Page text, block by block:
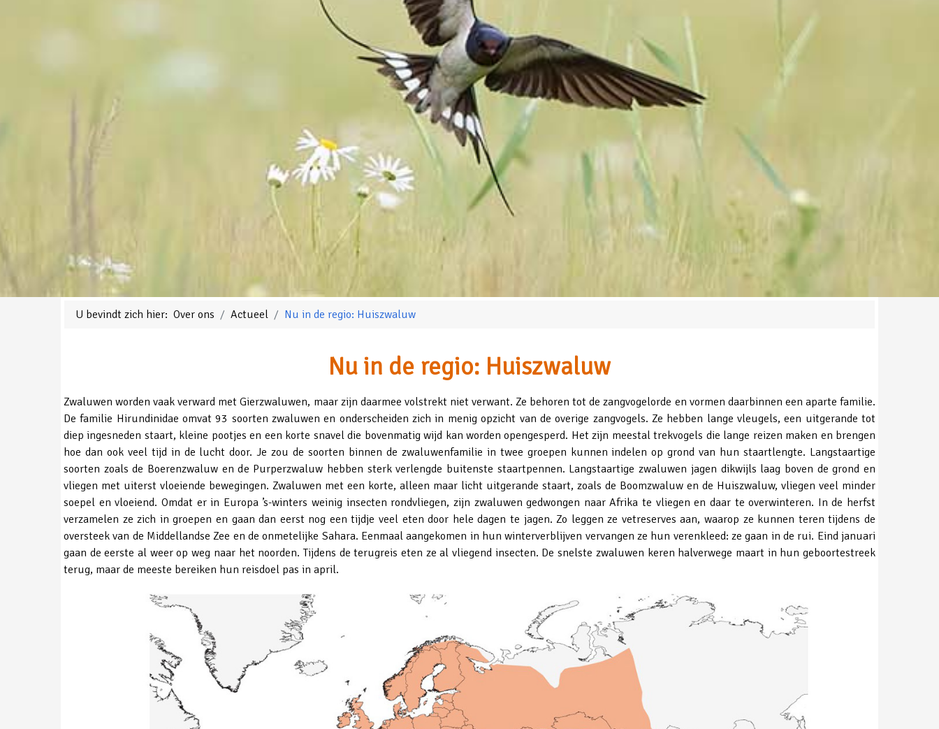
U bevindt zich hier: Over ons Actueel Nu in de regio: Huiszwaluw
Nu in de regio: Huiszwaluw
Zwaluwen worden vaak verward met Gierzwaluwen, maar zijn daarmee volstrekt niet verwant. Ze behoren tot de zangvogelorde en vormen daarbinnen een aparte familie.
De familie Hirundinidae omvat 93 soorten zwaluwen en onderscheiden zich in menig opzicht van de overige zangvogels. Ze hebben lange vleugels, een uitgerande tot
diep ingesneden staart, kleine pootjes en een korte snavel die bovenmatig wijd kan worden opengesperd. Het zijn meestal trekvogels die lange reizen maken en brengen
hoe dan ook veel tijd in de lucht door. Je zou de soorten binnen de zwaluwenfamilie in twee groepen kunnen indelen op grond van hun staartlengte. Langstaartige
soorten zoals de Boerenzwaluw en de Purperzwaluw hebben sterk verlengde buitenste staartpennen. Langstaartige zwaluwen jagen dikwijls laag boven de grond en
vliegen met uiterst vloeiende bewegingen. Zwaluwen met een korte, alleen maar licht uitgerande staart, zoals de Boomzwaluw en de Huiszwaluw, vliegen veel minder
soepel en vloeiend. Omdat er in Europa ’s-winters weinig insecten rondvliegen, zijn zwaluwen gedwongen naar Afrika te vliegen en daar te overwinteren. In de herfst
verzamelen ze zich in groepen en gaan dan eerst nog een tijdje veel eten door hele dagen te jagen. Zo leggen ze vetreserves aan, waarop ze kunnen teren tijdens de
oversteek van de Middellandse Zee en de onmetelijke Sahara. Eenmaal aangekomen in hun winterverblijven vervangen ze hun verenkleed: ze gaan in de rui. Eind januari
gaan de eerste al weer op weg naar het noorden. Tijdens de terugreis eten ze al vliegend insecten. De snelste zwaluwen keren halverwege maart in hun geboortestreek
terug, maar de meeste bereiken hun reisdoel pas in april.